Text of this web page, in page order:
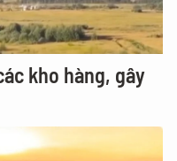
kho hàng, gây